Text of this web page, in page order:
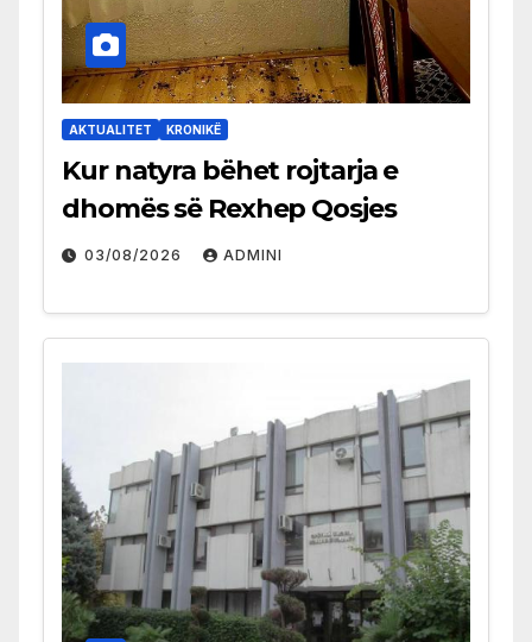
AKTUALITET KRONIKË
Kur natyra bëhet rojtarja e
dhomës së Rexhep Qosjes
03/08/2026 ADMINI